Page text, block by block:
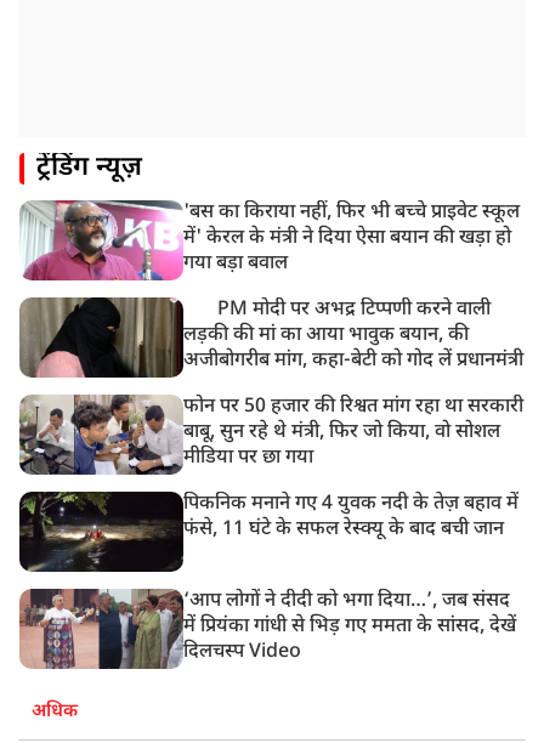
ट्रेंडिंग न्यूज़
'बस का किराया नहीं, फिर भी बच्चे प्राइवेट स्कूल
में' केरल के मंत्री ने दिया ऐसा बयान की खड़ा हो
गया बड़ा बवाल
PM मोदी पर अभद्र टिप्पणी करने वाली
लड़की की मां का आया भावुक बयान, की
अजीबोगरीब मांग, कहा-बेटी को गोद लें प्रधानमंत्री
फोन पर 50 हजार की रिश्वत मांग रहा था सरकारी
बाबू, सुन रहे थे मंत्री, फिर जो किया, वो सोशल
मीडिया पर छा गया
पिकनिक मनाने गए 4 युवक नदी के तेज़ बहाव में
फंसे, 11 घंटे के सफल रेस्क्यू के बाद बची जान
‘आप लोगों ने दीदी को भगा दिया…’, जब संसद
में प्रियंका गांधी से भिड़ गए ममता के सांसद, देखें
दिलचस्प Video
अधिक